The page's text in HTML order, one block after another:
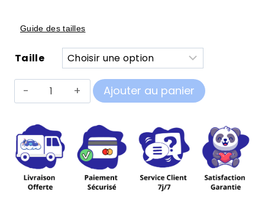
Guide des tailles
Taille
quantité
de
Pilou
Pikachu
Bébé
Ajouter au panier